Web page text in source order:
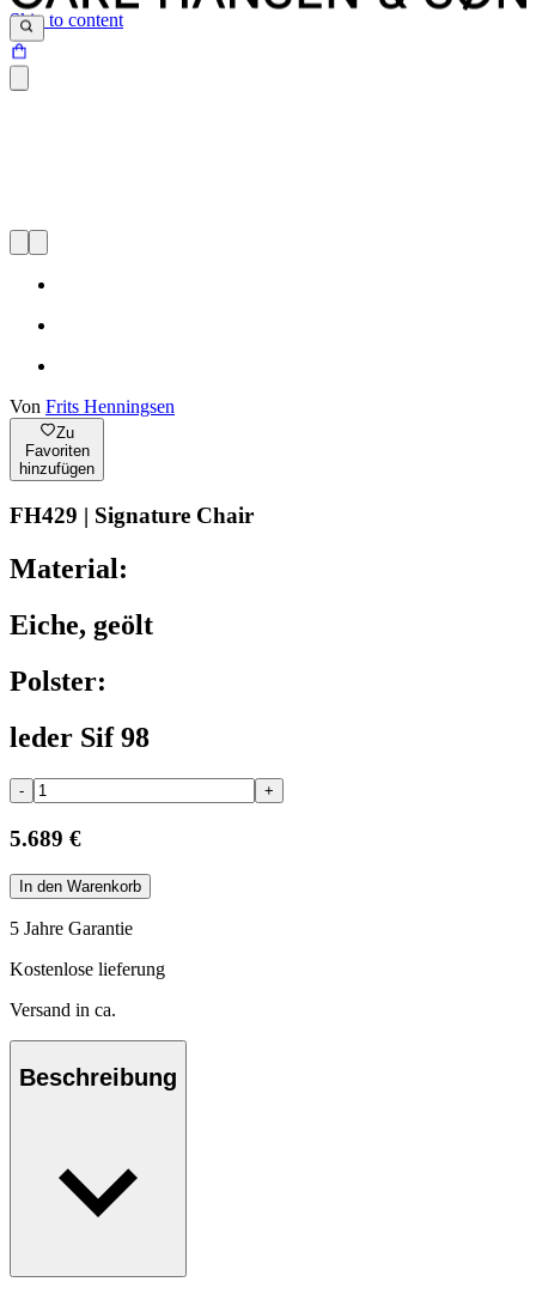
Skip to content
Von Frits Henningsen
Zu
Favoriten
hinzufügen
FH429 | Signature Chair
Material:
Eiche, geölt
Polster:
leder Sif 98
- +
5.689 €
In den Warenkorb
5 Jahre Garantie
Kostenlose lieferung
Versand in ca.
Beschreibung